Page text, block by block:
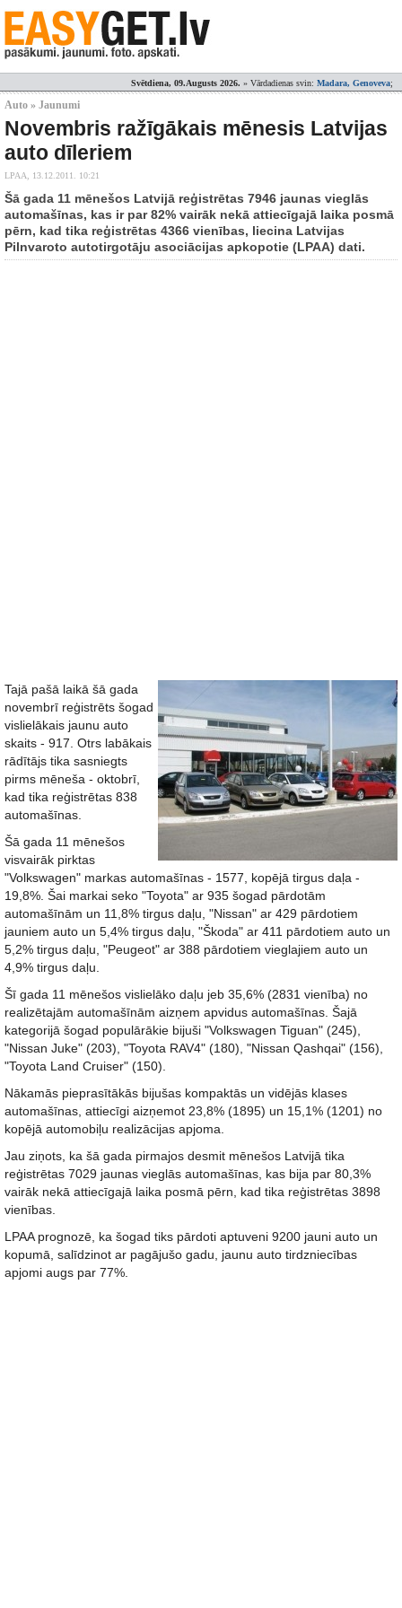
Svētdiena, 09.Augusts 2026. » Vārdadienas svin: Madara, Genoveva;
Auto » Jaunumi
Novembris ražīgākais mēnesis Latvijas
auto dīleriem
LPAA, 13.12.2011. 10:21
Šā gada 11 mēnešos Latvijā reģistrētas 7946 jaunas vieglās
automašīnas, kas ir par 82% vairāk nekā attiecīgajā laika posmā
pērn, kad tika reģistrētas 4366 vienības, liecina Latvijas
Pilnvaroto autotirgotāju asociācijas apkopotie (LPAA) dati.
Tajā pašā laikā šā gada
novembrī reģistrēts šogad
vislielākais jaunu auto
skaits - 917. Otrs labākais
rādītājs tika sasniegts
pirms mēneša - oktobrī,
kad tika reģistrētas 838
automašīnas.
Šā gada 11 mēnešos
visvairāk pirktas
"Volkswagen" markas automašīnas - 1577, kopējā tirgus daļa -
19,8%. Šai markai seko "Toyota" ar 935 šogad pārdotām
automašīnām un 11,8% tirgus daļu, "Nissan" ar 429 pārdotiem
jauniem auto un 5,4% tirgus daļu, "Škoda" ar 411 pārdotiem auto un
5,2% tirgus daļu, "Peugeot" ar 388 pārdotiem vieglajiem auto un
4,9% tirgus daļu.
Šī gada 11 mēnešos vislielāko daļu jeb 35,6% (2831 vienība) no
realizētajām automašīnām aizņem apvidus automašīnas. Šajā
kategorijā šogad populārākie bijuši "Volkswagen Tiguan" (245),
"Nissan Juke" (203), "Toyota RAV4" (180), "Nissan Qashqai" (156),
"Toyota Land Cruiser" (150).
Nākamās pieprasītākās bijušas kompaktās un vidējās klases
automašīnas, attiecīgi aizņemot 23,8% (1895) un 15,1% (1201) no
kopējā automobiļu realizācijas apjoma.
Jau ziņots, ka šā gada pirmajos desmit mēnešos Latvijā tika
reģistrētas 7029 jaunas vieglās automašīnas, kas bija par 80,3%
vairāk nekā attiecīgajā laika posmā pērn, kad tika reģistrētas 3898
vienības.
LPAA prognozē, ka šogad tiks pārdoti aptuveni 9200 jauni auto un
kopumā, salīdzinot ar pagājušo gadu, jaunu auto tirdzniecības
apjomi augs par 77%.